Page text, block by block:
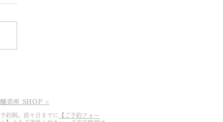
醸造所 SHOP >
予約制。前々日までに
【ご予約フォー